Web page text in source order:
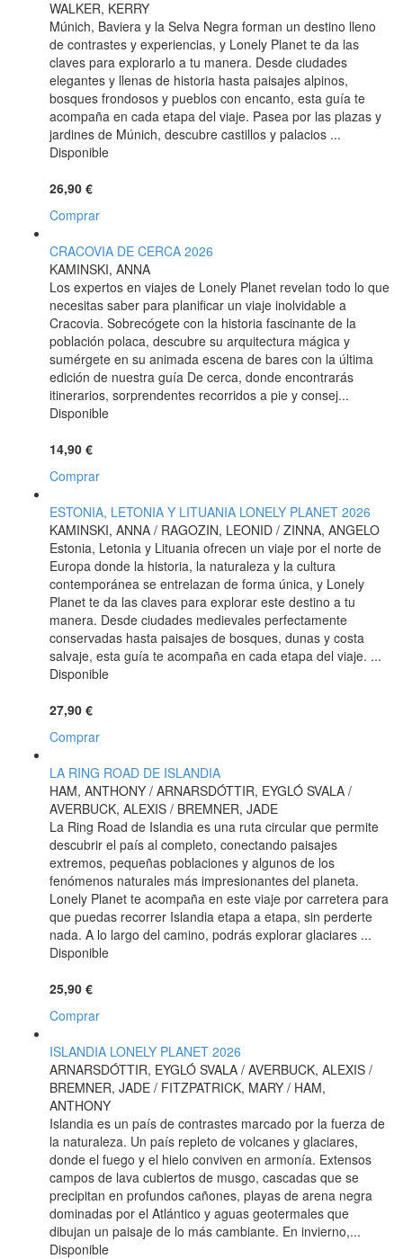
WALKER, KERRY
Múnich, Baviera y la Selva Negra forman un destino lleno
de contrastes y experiencias, y Lonely Planet te da las
claves para explorarlo a tu manera. Desde ciudades
elegantes y llenas de historia hasta paisajes alpinos,
bosques frondosos y pueblos con encanto, esta guía te
acompaña en cada etapa del viaje. Pasea por las plazas y
jardines de Múnich, descubre castillos y palacios ...
Disponible
26,90 €
Comprar
CRACOVIA DE CERCA 2026
KAMINSKI, ANNA
Los expertos en viajes de Lonely Planet revelan todo lo que
necesitas saber para planificar un viaje inolvidable a
Cracovia. Sobrecógete con la historia fascinante de la
población polaca, descubre su arquitectura mágica y
sumérgete en su animada escena de bares con la última
edición de nuestra guía De cerca, donde encontrarás
itinerarios, sorprendentes recorridos a pie y consej...
Disponible
14,90 €
Comprar
ESTONIA, LETONIA Y LITUANIA LONELY PLANET 2026
KAMINSKI, ANNA / RAGOZIN, LEONID / ZINNA, ANGELO
Estonia, Letonia y Lituania ofrecen un viaje por el norte de
Europa donde la historia, la naturaleza y la cultura
contemporánea se entrelazan de forma única, y Lonely
Planet te da las claves para explorar este destino a tu
manera. Desde ciudades medievales perfectamente
conservadas hasta paisajes de bosques, dunas y costa
salvaje, esta guía te acompaña en cada etapa del viaje. ...
Disponible
27,90 €
Comprar
LA RING ROAD DE ISLANDIA
HAM, ANTHONY / ARNARSDÓTTIR, EYGLÓ SVALA /
AVERBUCK, ALEXIS / BREMNER, JADE
La Ring Road de Islandia es una ruta circular que permite
descubrir el país al completo, conectando paisajes
extremos, pequeñas poblaciones y algunos de los
fenómenos naturales más impresionantes del planeta.
Lonely Planet te acompaña en este viaje por carretera para
que puedas recorrer Islandia etapa a etapa, sin perderte
nada. A lo largo del camino, podrás explorar glaciares ...
Disponible
25,90 €
Comprar
ISLANDIA LONELY PLANET 2026
ARNARSDÓTTIR, EYGLÓ SVALA / AVERBUCK, ALEXIS /
BREMNER, JADE / FITZPATRICK, MARY / HAM,
ANTHONY
Islandia es un país de contrastes marcado por la fuerza de
la naturaleza. Un país repleto de volcanes y glaciares,
donde el fuego y el hielo conviven en armonía. Extensos
campos de lava cubiertos de musgo, cascadas que se
precipitan en profundos cañones, playas de arena negra
dominadas por el Atlántico y aguas geotermales que
dibujan un paisaje de lo más cambiante. En invierno,...
Disponible